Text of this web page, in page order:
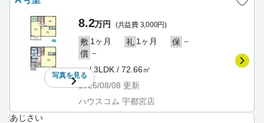
写真を見る
8.2万円 (共益費 3,000円)
敷 1ヶ月 礼 1ヶ月 保 －
償 －
－ / 3LDK / 72.66㎡
2026/08/08 更新
ハウスコム 宇都宮店
あじさい